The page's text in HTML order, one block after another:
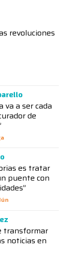
revoluciones
va a ser cada
de
es tratar
puente con
transformar
noticias en